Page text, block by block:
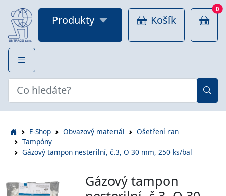
Produkty Košík
0
E-Shop Obvazový materiál
Ošetření ran
Tampóny
Gázový tampon nesterilní, č.3, O 30 mm, 250 ks/bal
Gázový tampon